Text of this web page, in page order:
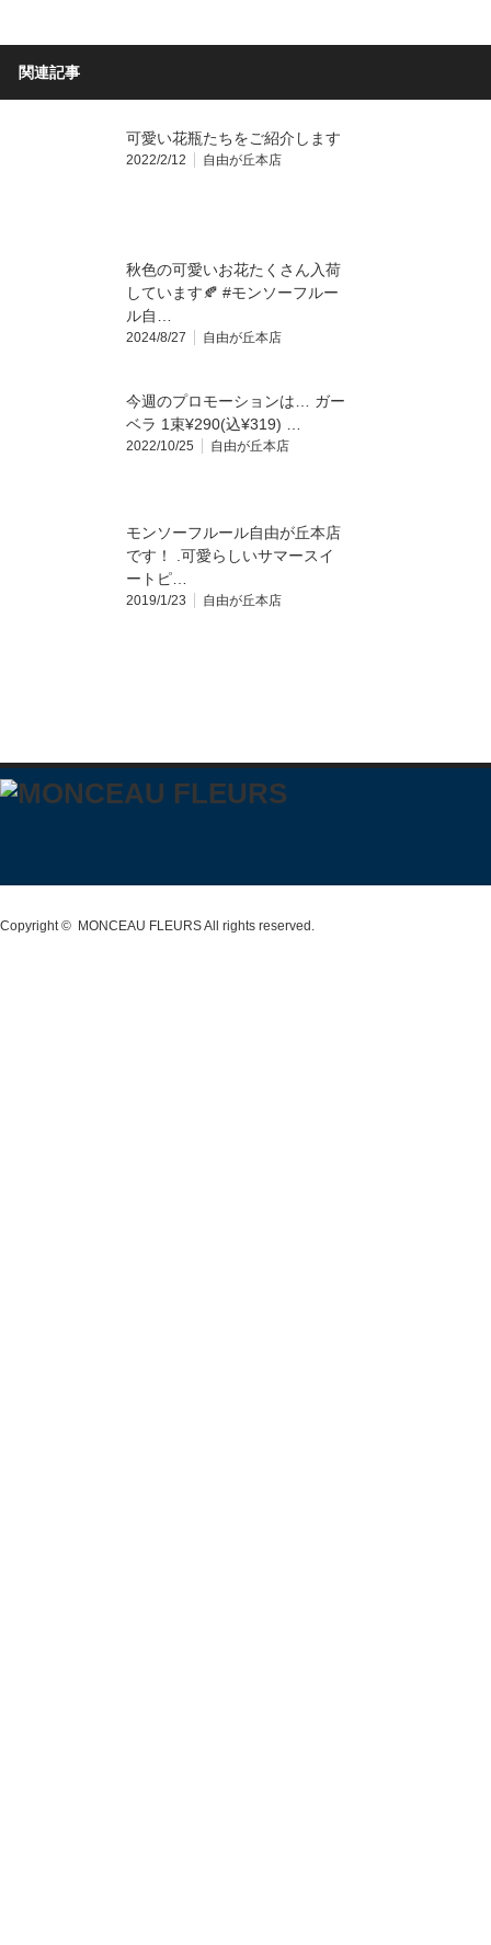
関連記事
可愛い花瓶たちをご紹介します
2022/2/12 自由が丘本店
秋色の可愛いお花たくさん入荷
しています🍂 #モンソーフルー
ル自…
2024/8/27 自由が丘本店
今週のプロモーションは… ガー
ベラ 1束¥290(込¥319) …
2022/10/25 自由が丘本店
モンソーフルール自由が丘本店
です！ .可愛らしいサマースイ
ートピ…
2019/1/23 自由が丘本店
Copyright © MONCEAU FLEURSAll rights reserved.